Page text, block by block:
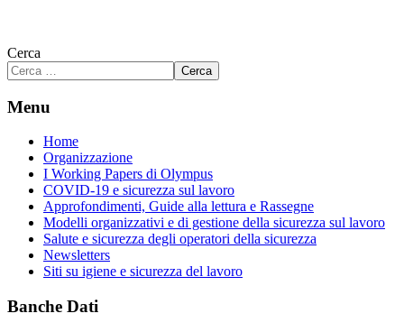
Cerca
Cerca
Menu
Home
Organizzazione
I Working Papers di Olympus
COVID-19 e sicurezza sul lavoro
Approfondimenti, Guide alla lettura e Rassegne
Modelli organizzativi e di gestione della sicurezza sul lavoro
Salute e sicurezza degli operatori della sicurezza
Newsletters
Siti su igiene e sicurezza del lavoro
Banche Dati